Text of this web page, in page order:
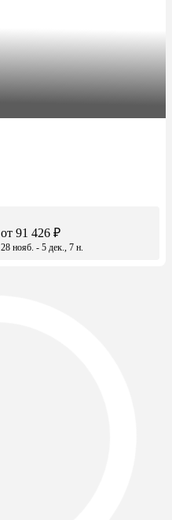
от 91 426 ₽
28 нояб. - 5 дек., 7 н.